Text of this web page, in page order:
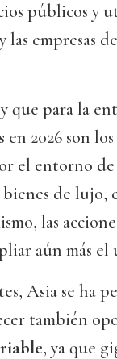
públicos y
empresas
que para la
en 2026 son
el entorno
de lujo,
las
aún más el
Asia se ha
también
, ya que